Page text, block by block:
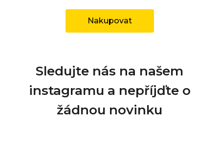
Nakupovat
Sledujte nás na našem
instagramu a nepříjďte o
žádnou novinku